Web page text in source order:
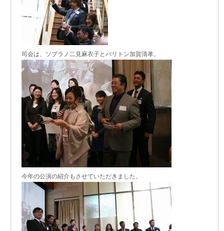
司会は、ソプラノ二見麻衣子とバリトン加賀清孝。
今年の公演の紹介もさせていただきました。